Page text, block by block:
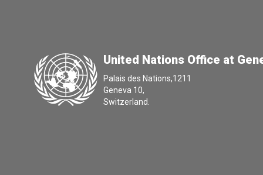
United Nations Office at
Palais des Nations,1211
Geneva 10,
Switzerland.